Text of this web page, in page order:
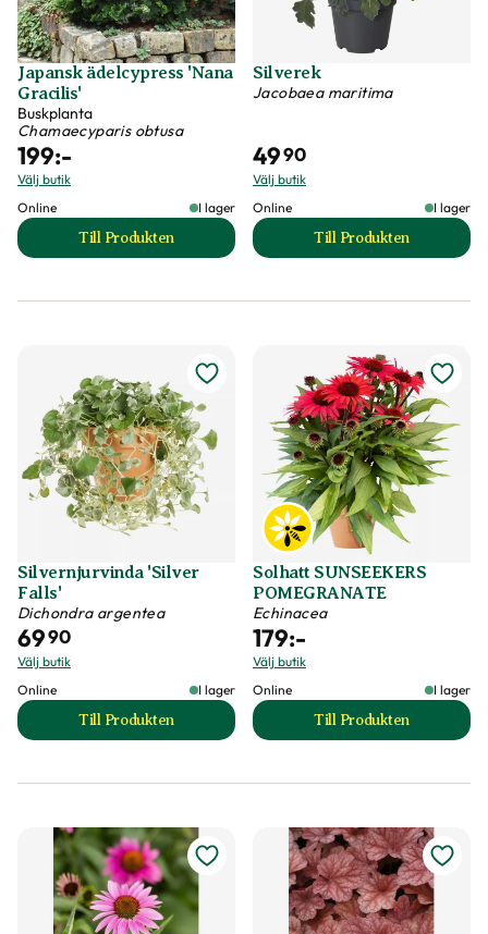
Japansk ädelcypress 'Nana
Gracilis'
Buskplanta
Chamaecyparis obtusa
199:-
Välj butik
Online
I lager
Till Produkten
till Japansk ädelcypress 'Nana Gracilis' produktsida
Silverek
Jacobaea maritima
4990
Välj butik
Online
I lager
Till Produkten
till Silverek
Silvernjurvinda 'Silver
Falls'
Dichondra argentea
6990
Välj butik
Online
I lager
Till Produkten
till Silvernjurvinda 'Silver Falls' produktsida
Solhatt SUNSEEKERS
POMEGRANATE
Echinacea
179:-
Välj butik
Online
I lager
Till Produkten
till Solhatt